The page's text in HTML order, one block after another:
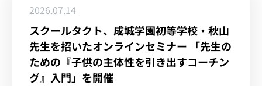
2026.07.14
スクールタクト、成城学園初等学校・秋山
先生を招いたオンラインセミナー 「先生の
ための『子供の主体性を引き出すコーチン
グ』入門」を開催